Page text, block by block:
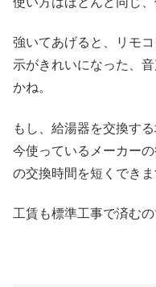
強いてあげると、リモ
示がきれいになった、
かね。
もし、給湯器を交換す
今使っているメーカー
の交換時間を短くできま
工賃も標準工事で済む